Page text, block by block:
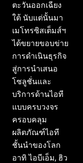
ตะวันออกเฉียง
ใต้ นับแต่นั้นมา
เมโทรซิสเต็มส์ฯ
ได้ขยายขอบข่าย
การดำเนินธุรกิจ
สู่การนำเสนอ
โซลูชั่นและ
บริการด้านไอที
แบบครบวงจร
ครอบคลุม
ผลิตภัณฑ์ไอที
ชั้นนำของโลก
อาทิ ไอบีเอ็ม, ฮิว